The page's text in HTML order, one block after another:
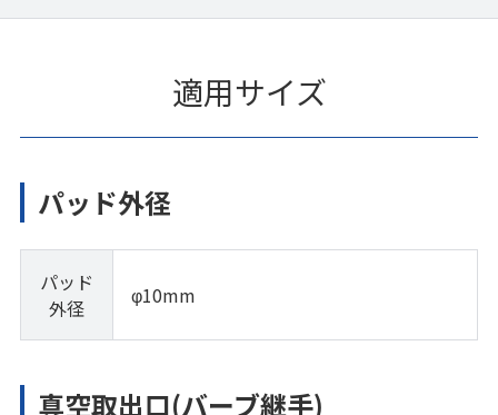
適用サイズ
パッド外径
パッド
外径
φ10mm
真空取出口(バーブ継手)